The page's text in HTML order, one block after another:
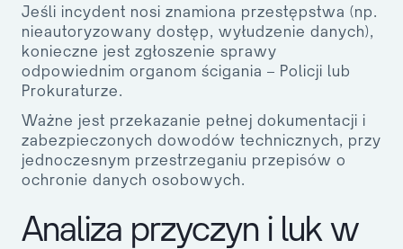
Jeśli incydent nosi znamiona przestępstwa (np.
nieautoryzowany dostęp, wyłudzenie danych),
konieczne jest zgłoszenie sprawy
odpowiednim organom ścigania – Policji lub
Prokuraturze.
Ważne jest przekazanie pełnej dokumentacji i
zabezpieczonych dowodów technicznych, przy
jednoczesnym przestrzeganiu przepisów o
ochronie danych osobowych.
Analiza przyczyn i luk w